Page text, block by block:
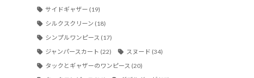
サイドギャザー (19)
シルクスクリーン (18)
シンプルワンピース (17)
ジャンパースカート (22) スヌード (34)
タックとギャザーのワンピース (20)